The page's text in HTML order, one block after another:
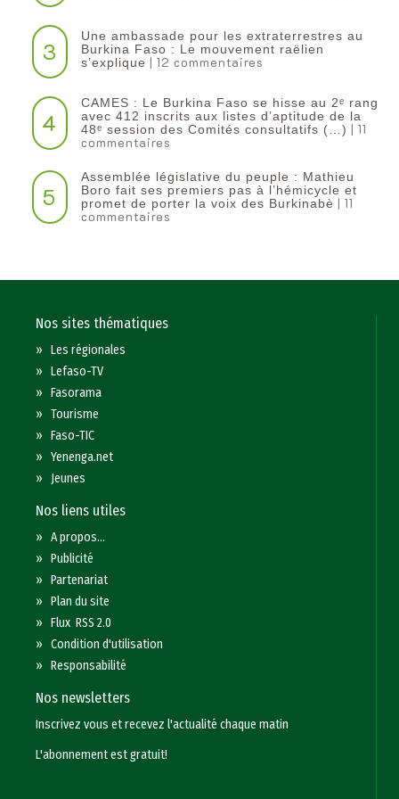
3
Une ambassade pour les extraterrestres au
Burkina Faso : Le mouvement raëlien
s’explique | 12 commentaires
4
CAMES : Le Burkina Faso se hisse au 2ᵉ rang
avec 412 inscrits aux listes d’aptitude de la
48ᵉ session des Comités consultatifs (…) | 11
commentaires
5
Assemblée législative du peuple : Mathieu
Boro fait ses premiers pas à l’hémicycle et
promet de porter la voix des Burkinabè | 11
commentaires
Nos sites thématiques
»Les régionales
»Lefaso-TV
»Fasorama
»Tourisme
»Faso-TIC
»Yenenga.net
» Jeunes
Nos liens utiles
»A propos...
»Publicité
»Partenariat
»Plan du site
»Flux RSS 2.0
»Condition d'utilisation
»Responsabilité
Nos newsletters
Inscrivez vous et recevez l'actualité chaque matin
L'abonnement est gratuit!